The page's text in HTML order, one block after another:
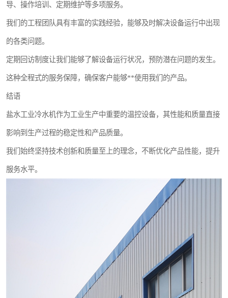
导、操作培训、定期维护等多项服务。
我们的工程团队具有丰富的实践经验，能够及时解决设备运行中出现
的各类问题。
定期回访制度让我们能够了解设备运行状况，预防潜在问题的发生。
这种全程式的服务保障，确保客户能够**使用我们的产品。
结语
盐水工业冷水机作为工业生产中重要的温控设备，其性能和质量直接
影响到生产过程的稳定性和产品质量。
我们始终坚持技术创新和质量至上的理念，不断优化产品性能，提升
服务水平。